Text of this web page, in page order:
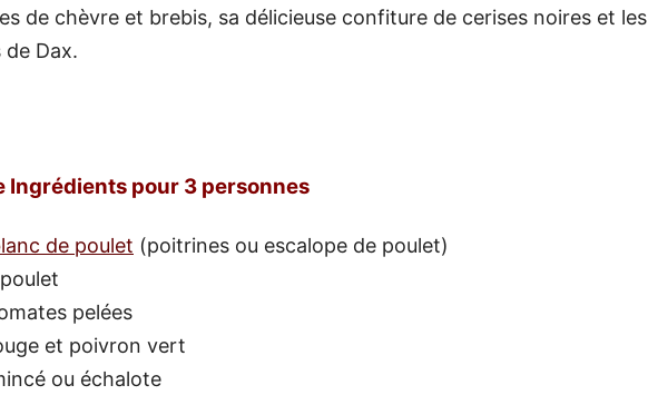
de chèvre et brebis, sa délicieuse confiture de cerises noires et les
Dax.
Ingrédients pour 3 personnes
de poulet (poitrines ou escalope de poulet)
pelées
et poivron vert
ou échalote